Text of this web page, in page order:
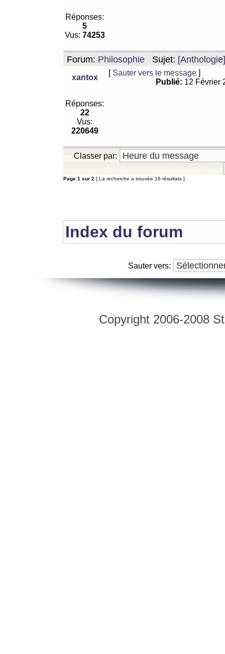
Réponses:
5
Vus: 74253
Forum: Philosophie Sujet:
xantox
[ Sauter vers le message ]
Publié: 12 Février
Réponses:
22
Vus:
220649
Classer par:
Page 1 sur 2 [ La recherche a trouvée 16 résultats ]
Index du forum
Sauter vers:
Copyright 2006-2008